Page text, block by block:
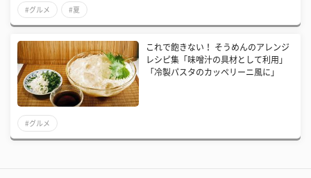
#グルメ #夏
これで飽きない！ そうめんのアレンジ
レシピ集「味噌汁の具材として利用」
「冷製パスタのカッペリーニ風に」
#グルメ